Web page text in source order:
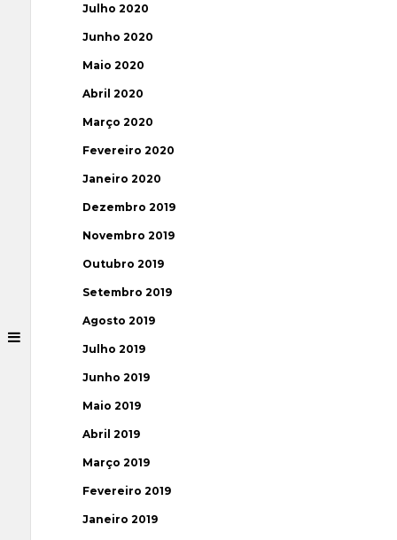
Julho 2020
Junho 2020
Maio 2020
Abril 2020
Março 2020
Fevereiro 2020
Janeiro 2020
Dezembro 2019
Novembro 2019
Outubro 2019
Setembro 2019
Agosto 2019
Julho 2019
Junho 2019
Maio 2019
Abril 2019
Março 2019
Fevereiro 2019
Janeiro 2019